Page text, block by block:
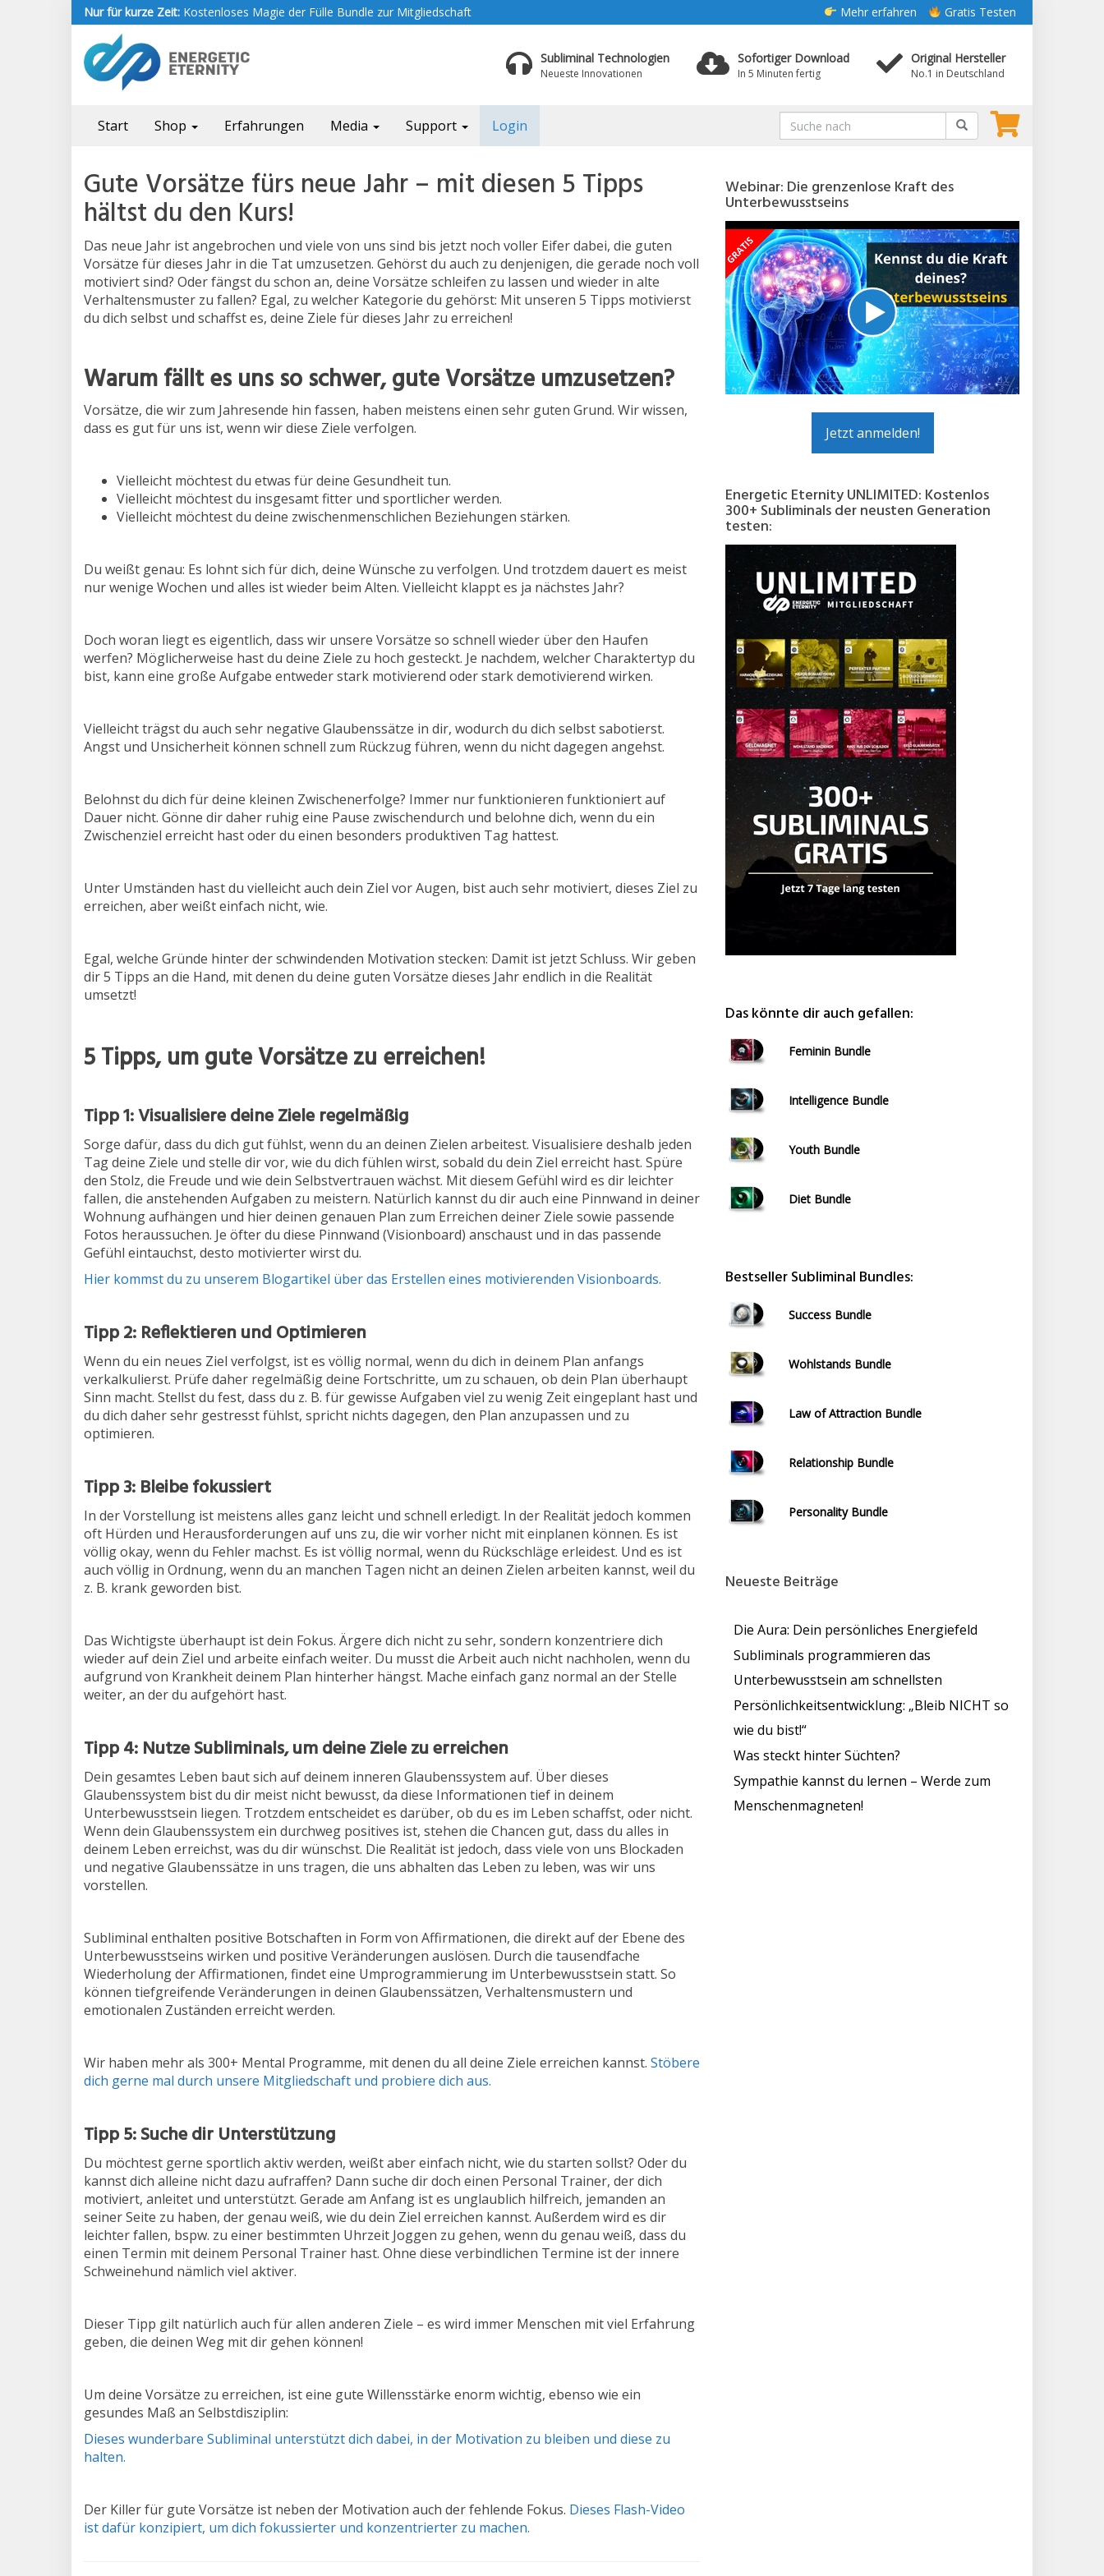
Nur für kurze Zeit: Kostenloses Magie der Fülle Bundle zur Mitgliedschaft Mehr erfahren Gratis Testen
Subliminal Technologien
Neueste Innovationen
Sofortiger Download
In 5 Minuten fertig
Original Hersteller
No.1 in Deutschland
Start Shop Erfahrungen Media Support Login
Gute Vorsätze fürs neue Jahr – mit diesen 5 Tipps
hältst du den Kurs!
Das neue Jahr ist angebrochen und viele von uns sind bis jetzt noch voller Eifer dabei, die guten
Vorsätze für dieses Jahr in die Tat umzusetzen. Gehörst du auch zu denjenigen, die gerade noch voll
motiviert sind? Oder fängst du schon an, deine Vorsätze schleifen zu lassen und wieder in alte
Verhaltensmuster zu fallen? Egal, zu welcher Kategorie du gehörst: Mit unseren 5 Tipps motivierst
du dich selbst und schaffst es, deine Ziele für dieses Jahr zu erreichen!
Warum fällt es uns so schwer, gute Vorsätze umzusetzen?
Vorsätze, die wir zum Jahresende hin fassen, haben meistens einen sehr guten Grund. Wir wissen,
dass es gut für uns ist, wenn wir diese Ziele verfolgen.
Vielleicht möchtest du etwas für deine Gesundheit tun.
Vielleicht möchtest du insgesamt fitter und sportlicher werden.
Vielleicht möchtest du deine zwischenmenschlichen Beziehungen stärken.
Du weißt genau: Es lohnt sich für dich, deine Wünsche zu verfolgen. Und trotzdem dauert es meist
nur wenige Wochen und alles ist wieder beim Alten. Vielleicht klappt es ja nächstes Jahr?
Doch woran liegt es eigentlich, dass wir unsere Vorsätze so schnell wieder über den Haufen
werfen? Möglicherweise hast du deine Ziele zu hoch gesteckt. Je nachdem, welcher Charaktertyp du
bist, kann eine große Aufgabe entweder stark motivierend oder stark demotivierend wirken.
Vielleicht trägst du auch sehr negative Glaubenssätze in dir, wodurch du dich selbst sabotierst.
Angst und Unsicherheit können schnell zum Rückzug führen, wenn du nicht dagegen angehst.
Belohnst du dich für deine kleinen Zwischenerfolge? Immer nur funktionieren funktioniert auf
Dauer nicht. Gönne dir daher ruhig eine Pause zwischendurch und belohne dich, wenn du ein
Zwischenziel erreicht hast oder du einen besonders produktiven Tag hattest.
Unter Umständen hast du vielleicht auch dein Ziel vor Augen, bist auch sehr motiviert, dieses Ziel zu
erreichen, aber weißt einfach nicht, wie.
Egal, welche Gründe hinter der schwindenden Motivation stecken: Damit ist jetzt Schluss. Wir geben
dir 5 Tipps an die Hand, mit denen du deine guten Vorsätze dieses Jahr endlich in die Realität
umsetzt!
5 Tipps, um gute Vorsätze zu erreichen!
Tipp 1: Visualisiere deine Ziele regelmäßig
Sorge dafür, dass du dich gut fühlst, wenn du an deinen Zielen arbeitest. Visualisiere deshalb jeden
Tag deine Ziele und stelle dir vor, wie du dich fühlen wirst, sobald du dein Ziel erreicht hast. Spüre
den Stolz, die Freude und wie dein Selbstvertrauen wächst. Mit diesem Gefühl wird es dir leichter
fallen, die anstehenden Aufgaben zu meistern. Natürlich kannst du dir auch eine Pinnwand in deiner
Wohnung aufhängen und hier deinen genauen Plan zum Erreichen deiner Ziele sowie passende
Fotos heraussuchen. Je öfter du diese Pinnwand (Visionboard) anschaust und in das passende
Gefühl eintauchst, desto motivierter wirst du.
Hier kommst du zu unserem Blogartikel über das Erstellen eines motivierenden Visionboards.
Tipp 2: Reflektieren und Optimieren
Wenn du ein neues Ziel verfolgst, ist es völlig normal, wenn du dich in deinem Plan anfangs
verkalkulierst. Prüfe daher regelmäßig deine Fortschritte, um zu schauen, ob dein Plan überhaupt
Sinn macht. Stellst du fest, dass du z. B. für gewisse Aufgaben viel zu wenig Zeit eingeplant hast und
du dich daher sehr gestresst fühlst, spricht nichts dagegen, den Plan anzupassen und zu
optimieren.
Tipp 3: Bleibe fokussiert
In der Vorstellung ist meistens alles ganz leicht und schnell erledigt. In der Realität jedoch kommen
oft Hürden und Herausforderungen auf uns zu, die wir vorher nicht mit einplanen können. Es ist
völlig okay, wenn du Fehler machst. Es ist völlig normal, wenn du Rückschläge erleidest. Und es ist
auch völlig in Ordnung, wenn du an manchen Tagen nicht an deinen Zielen arbeiten kannst, weil du
z. B. krank geworden bist.
Das Wichtigste überhaupt ist dein Fokus. Ärgere dich nicht zu sehr, sondern konzentriere dich
wieder auf dein Ziel und arbeite einfach weiter. Du musst die Arbeit auch nicht nachholen, wenn du
aufgrund von Krankheit deinem Plan hinterher hängst. Mache einfach ganz normal an der Stelle
weiter, an der du aufgehört hast.
Tipp 4: Nutze Subliminals, um deine Ziele zu erreichen
Dein gesamtes Leben baut sich auf deinem inneren Glaubenssystem auf. Über dieses
Glaubenssystem bist du dir meist nicht bewusst, da diese Informationen tief in deinem
Unterbewusstsein liegen. Trotzdem entscheidet es darüber, ob du es im Leben schaffst, oder nicht.
Wenn dein Glaubenssystem ein durchweg positives ist, stehen die Chancen gut, dass du alles in
deinem Leben erreichst, was du dir wünschst. Die Realität ist jedoch, dass viele von uns Blockaden
und negative Glaubenssätze in uns tragen, die uns abhalten das Leben zu leben, was wir uns
vorstellen.
Subliminal enthalten positive Botschaften in Form von Affirmationen, die direkt auf der Ebene des
Unterbewusstseins wirken und positive Veränderungen auslösen. Durch die tausendfache
Wiederholung der Affirmationen, findet eine Umprogrammierung im Unterbewusstsein statt. So
können tiefgreifende Veränderungen in deinen Glaubenssätzen, Verhaltensmustern und
emotionalen Zuständen erreicht werden.
Wir haben mehr als 300+ Mental Programme, mit denen du all deine Ziele erreichen kannst. Stöbere
dich gerne mal durch unsere Mitgliedschaft und probiere dich aus.
Tipp 5: Suche dir Unterstützung
Du möchtest gerne sportlich aktiv werden, weißt aber einfach nicht, wie du starten sollst? Oder du
kannst dich alleine nicht dazu aufraffen? Dann suche dir doch einen Personal Trainer, der dich
motiviert, anleitet und unterstützt. Gerade am Anfang ist es unglaublich hilfreich, jemanden an
seiner Seite zu haben, der genau weiß, wie du dein Ziel erreichen kannst. Außerdem wird es dir
leichter fallen, bspw. zu einer bestimmten Uhrzeit Joggen zu gehen, wenn du genau weiß, dass du
einen Termin mit deinem Personal Trainer hast. Ohne diese verbindlichen Termine ist der innere
Schweinehund nämlich viel aktiver.
Dieser Tipp gilt natürlich auch für allen anderen Ziele – es wird immer Menschen mit viel Erfahrung
geben, die deinen Weg mit dir gehen können!
Um deine Vorsätze zu erreichen, ist eine gute Willensstärke enorm wichtig, ebenso wie ein
gesundes Maß an Selbstdisziplin:
Dieses wunderbare Subliminal unterstützt dich dabei, in der Motivation zu bleiben und diese zu
halten.
Der Killer für gute Vorsätze ist neben der Motivation auch der fehlende Fokus. Dieses Flash-Video
ist dafür konzipiert, um dich fokussierter und konzentrierter zu machen.
Webinar: Die grenzenlose Kraft des
Unterbewusstseins
Jetzt anmelden!
Energetic Eternity UNLIMITED: Kostenlos
300+ Subliminals der neusten Generation
testen:
Das könnte dir auch gefallen:
Feminin Bundle
Intelligence Bundle
Youth Bundle
Diet Bundle
Bestseller Subliminal Bundles:
Success Bundle
Wohlstands Bundle
Law of Attraction Bundle
Relationship Bundle
Personality Bundle
Neueste Beiträge
Die Aura: Dein persönliches Energiefeld
Subliminals programmieren das
Unterbewusstsein am schnellsten
Persönlichkeitsentwicklung: „Bleib NICHT so
wie du bist!“
Was steckt hinter Süchten?
Sympathie kannst du lernen – Werde zum
Menschenmagneten!